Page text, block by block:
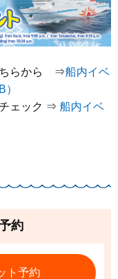
ちらから ⇒船内イベ
ェック ⇒ 船内イベ
約
ト予約